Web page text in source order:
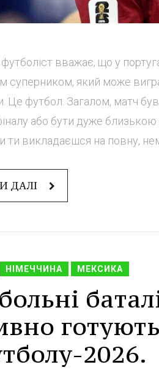
футболіст вважає, що у
суперником, який може
Це футбол. Загалом, матч
або бути дуже
ти викладаєшся на повну,
ДАЛІ
НІМЕЧЧИНА МЕКСИКА
2026.